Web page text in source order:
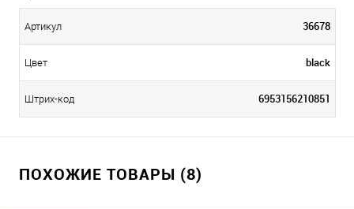
Артикул 36678
Цвет black
Штрих-код 6953156210851
ПОХОЖИЕ ТОВАРЫ (8)